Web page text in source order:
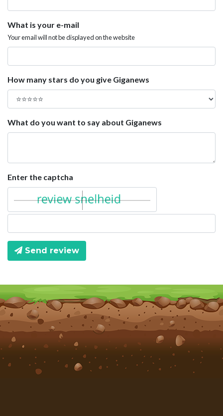
What is your e-mail
Your email will not be displayed on the website
How many stars do you give Giganews
What do you want to say about Giganews
Enter the captcha
Send review